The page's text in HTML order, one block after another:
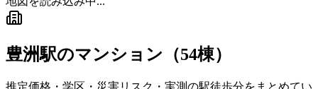
豊洲駅のマンション（54棟）
推定価格・学区・災害リスク・実測の駅徒歩分をまとめてい